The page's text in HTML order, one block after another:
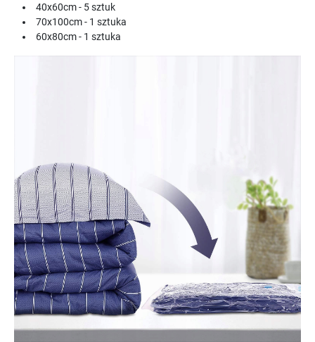
40x60cm - 5 sztuk
70x100cm - 1 sztuka
60x80cm - 1 sztuka